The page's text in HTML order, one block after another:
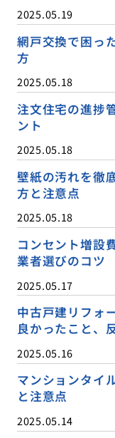
2025.05.19
網戸交換で困っ
方
2025.05.18
注文住宅の進捗
ント
2025.05.18
壁紙の汚れを徹
方と注意点
2025.05.18
コンセント増設
業者選びのコツ
2025.05.17
中古戸建リフォ
良かったこと、
2025.05.16
マンションタイ
と注意点
2025.05.14